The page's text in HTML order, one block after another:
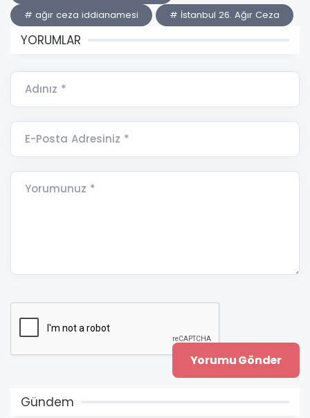
# ağır ceza iddianamesi
# İstanbul 26. Ağır Ceza
YORUMLAR
Adınız *
E-Posta Adresiniz *
Yorumunuz *
Gündem